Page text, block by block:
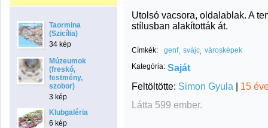
Taormina
(Szicília)
34 kép
Múzeumok
(freskó,
festmény,
szobor)
3 kép
Klubgaléria
6 kép
Utolsó vacsora, oldalablak. A
stílusban alakították át.
Címkék: genf svájc városképek
Kategória: Saját
Feltöltötte: Simon Gyula | 15
Látta 599 ember.